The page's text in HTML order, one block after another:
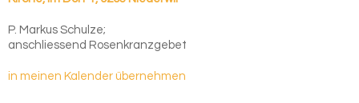
P. Markus Schulze;
anschliessend Rosenkranzgebet
in meinen Kalender übernehmen